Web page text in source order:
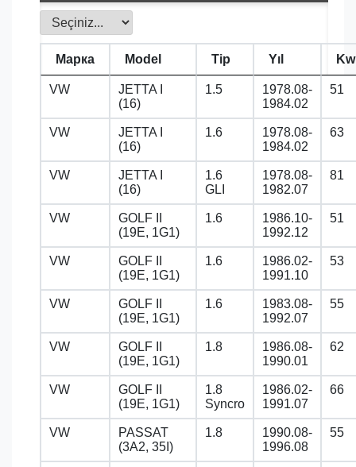
Марка Model Tip Yıl Kw
VW
JETTA I
(16)
1.5
1978.08-
1984.02
51
VW
JETTA I
(16)
1.6
1978.08-
1984.02
63
VW
JETTA I
(16)
1.6
GLI
1978.08-
1982.07
81
VW
GOLF II
(19E, 1G1)
1.6
1986.10-
1992.12
51
VW
GOLF II
(19E, 1G1)
1.6
1986.02-
1991.10
53
VW
GOLF II
(19E, 1G1)
1.6
1983.08-
1992.07
55
VW
GOLF II
(19E, 1G1)
1.8
1986.08-
1990.01
62
VW
GOLF II
(19E, 1G1)
1.8
Syncro
1986.02-
1991.07
66
VW
PASSAT
(3A2, 35I)
1.8
1990.08-
1996.08
55